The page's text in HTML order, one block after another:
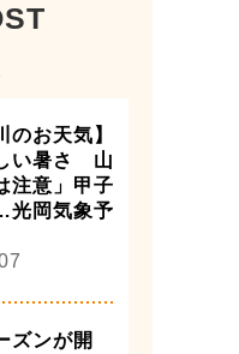
のお天気】
い暑さ 山
注意」甲子
光岡気象予
ズンが開